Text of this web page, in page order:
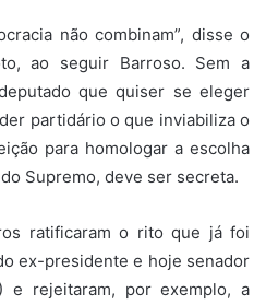
não combinam”, disse o
ao seguir Barroso. Sem a
que quiser se eleger
partidário o que inviabiliza o
para homologar a escolha
Supremo, deve ser secreta.
ratificaram o rito que já foi
ex-presidente e hoje senador
e rejeitaram, por exemplo, a